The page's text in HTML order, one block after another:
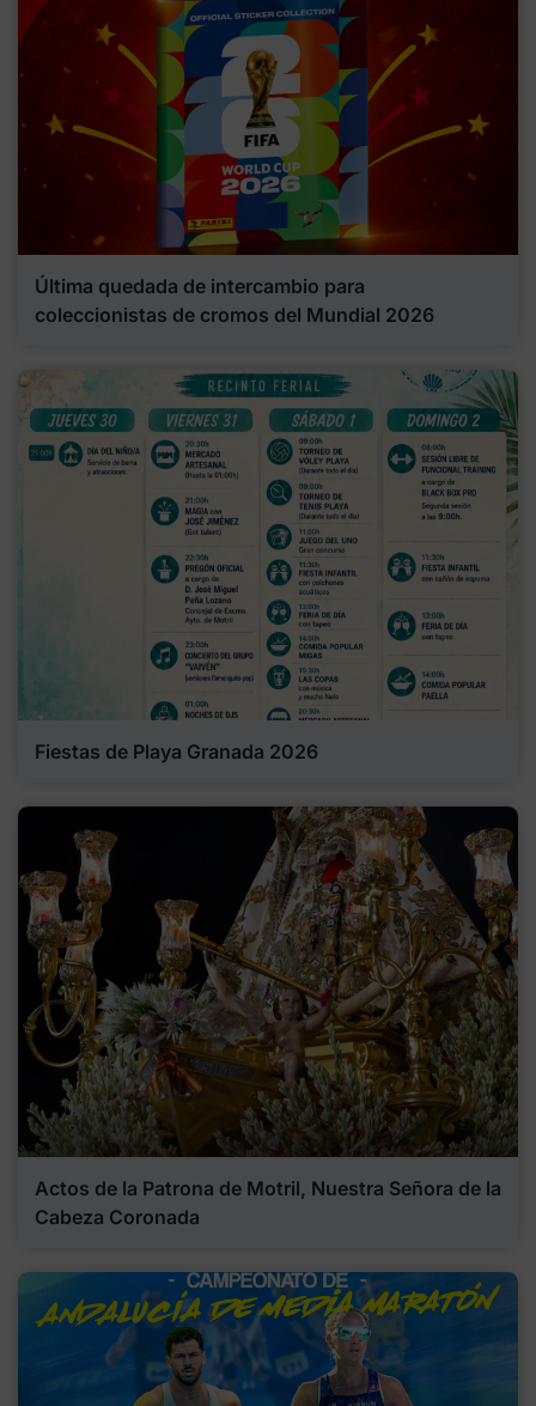
Última quedada de intercambio para
coleccionistas de cromos del Mundial 2026
Fiestas de Playa Granada 2026
Actos de la Patrona de Motril, Nuestra Señora de la
Cabeza Coronada